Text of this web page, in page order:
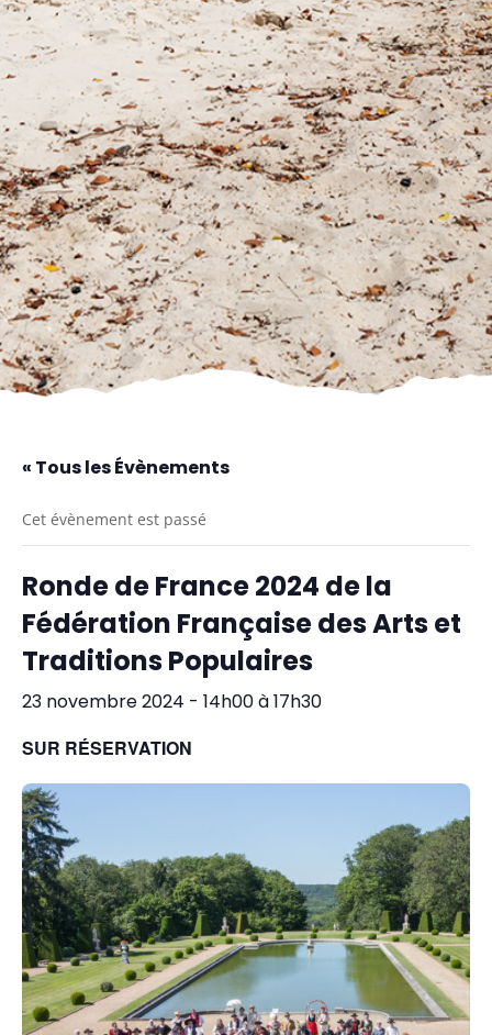
« Tous les Évènements
Cet évènement est passé
Ronde de France 2024 de la
Fédération Française des Arts et
Traditions Populaires
23 novembre 2024 - 14h00à17h30
SUR RÉSERVATION